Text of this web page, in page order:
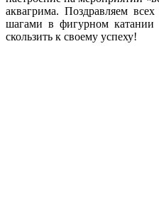
аквагрима. Поздравляем
шагами в фигурном
скользить к своему успеху!